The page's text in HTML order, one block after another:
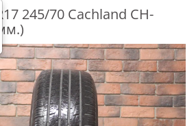
245/70 Cachland CH-